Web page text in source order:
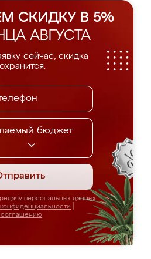
СКИДКУ В 5%
АВГУСТА
сейчас, скидка
бюджет
персональных данных
соглашению